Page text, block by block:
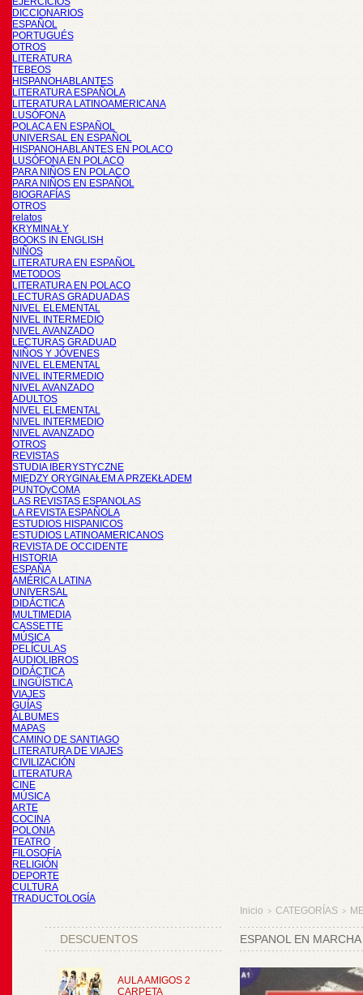
DICCIONARIOS
ESPAÑOL
PORTUGUÉS
OTROS
LITERATURA
TEBEOS
HISPANOHABLANTES
LITERATURA ESPAÑOLA
LITERATURA LATINOAMERICANA
LUSÓFONA
POLACA EN ESPAÑOL
UNIVERSAL EN ESPAÑOL
HISPANOHABLANTES EN POLACO
LUSÓFONA EN POLACO
PARA NIÑOS EN POLACO
PARA NIÑOS EN ESPAÑOL
BIOGRAFÍAS
OTROS
relatos
KRYMINAŁY
BOOKS IN ENGLISH
NIÑOS
LITERATURA EN ESPAÑOL
METODOS
LITERATURA EN POLACO
LECTURAS GRADUADAS
NIVEL ELEMENTAL
NIVEL INTERMEDIO
NIVEL AVANZADO
LECTURAS GRADUAD
NIÑOS Y JÓVENES
NIVEL ELEMENTAL
NIVEL INTERMEDIO
NIVEL AVANZADO
ADULTOS
NIVEL ELEMENTAL
NIVEL INTERMEDIO
NIVEL AVANZADO
OTROS
REVISTAS
STUDIA IBERYSTYCZNE
MIĘDZY ORYGINAŁEM A PRZEKŁADEM
PUNTOyCOMA
LAS REVISTAS ESPANOLAS
LA REVISTA ESPAÑOLA
ESTUDIOS HISPANICOS
ESTUDIOS LATINOAMERICANOS
REVISTA DE OCCIDENTE
HISTORIA
ESPAÑA
AMÉRICA LATINA
UNIVERSAL
DIDÁCTICA
MULTIMEDIA
CASSETTE
MÚSICA
PELÍCULAS
AUDIOLIBROS
DIDÁCTICA
LINGÜÍSTICA
VIAJES
GUÍAS
ÁLBUMES
MAPAS
CAMINO DE SANTIAGO
LITERATURA DE VIAJES
CIVILIZACIÓN
LITERATURA
CINE
MÚSICA
ARTE
COCINA
POLONIA
TEATRO
FILOSOFÍA
RELIGIÓN
DEPORTE
CULTURA
TRADUCTOLOGÍA
DESCUENTOS
AULA AMIGOS 2
CARPETA
Inicio > CATEGORÍAS >
ESPANOL EN